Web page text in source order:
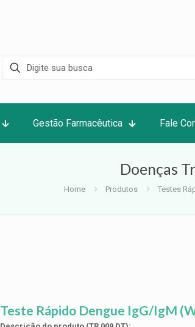
Gestão Farmacêutica Fale
Doenças
Home Produtos Testes
Teste Rápido Dengue IgG/IgM